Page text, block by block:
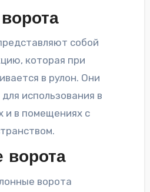
собой
которая при
в рулон. Они
использования в
и в помещениях с
ворота